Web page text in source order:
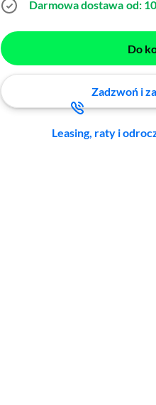
Darmowa dostawa od:
Do
Zadzwoń i
Leasing, raty i